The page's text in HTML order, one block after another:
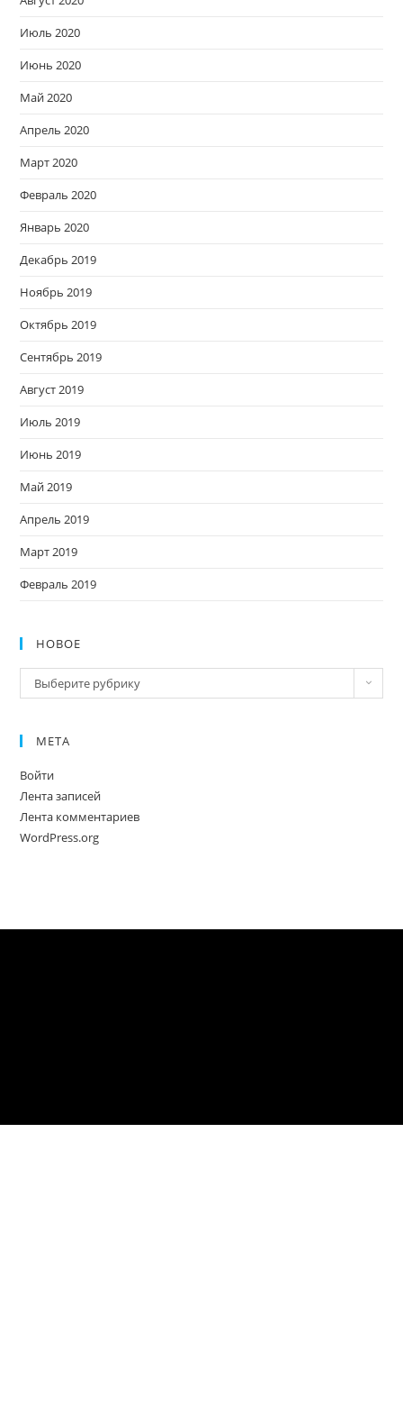
Июль 2020
Июнь 2020
Май 2020
Апрель 2020
Март 2020
Февраль 2020
Январь 2020
Декабрь 2019
Ноябрь 2019
Октябрь 2019
Сентябрь 2019
Август 2019
Июль 2019
Июнь 2019
Май 2019
Апрель 2019
Март 2019
Февраль 2019
НОВОЕ
Новое
Выберите рубрику
МЕТА
Войти
Лента записей
Лента комментариев
WordPress.org